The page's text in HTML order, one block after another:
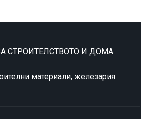
СТРОИТЕЛСТВОТО И ДОМА
материали, железария